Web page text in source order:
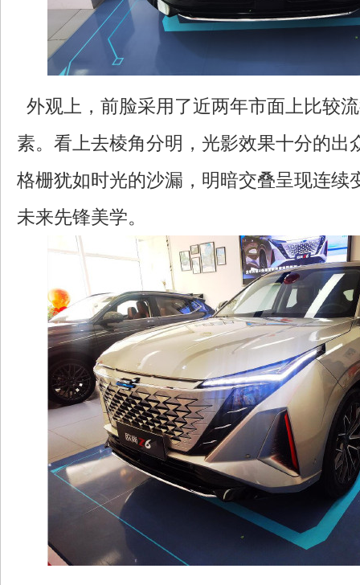
外观上，前脸采用了近两年市面上比较
素。看上去棱角分明，光影效果十分的出
格栅犹如时光的沙漏，明暗交叠呈现连续
未来先锋美学。